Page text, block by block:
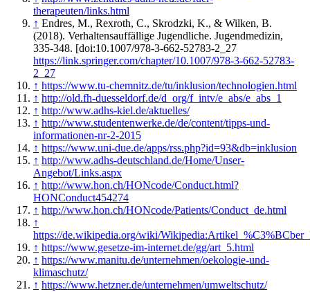
therapeuten/links.html
↑ Endres, M., Rexroth, C., Skrodzki, K., & Wilken, B.
(2018). Verhaltensauffällige Jugendliche. Jugendmedizin,
335-348. [doi:10.1007/978-3-662-52783-2_27
https://link.springer.com/chapter/10.1007/978-3-662-52783-
2_27
↑ https://www.tu-chemnitz.de/tu/inklusion/technologien.html
↑ http://old.fh-duesseldorf.de/d_org/f_intv/e_abs/e_abs_1
↑ http://www.adhs-kiel.de/aktuelles/
↑ http://www.studentenwerke.de/de/content/tipps-und-
informationen-nr-2-2015
↑ https://www.uni-due.de/apps/rss.php?id=93&db=inklusion
↑ http://www.adhs-deutschland.de/Home/Unser-
Angebot/Links.aspx
↑ http://www.hon.ch/HONcode/Conduct.html?
HONConduct454274
↑ http://www.hon.ch/HONcode/Patients/Conduct_de.html
↑
https://de.wikipedia.org/wiki/
↑ https://www.gesetze-im-internet.de/gg/art_5.html
↑ https://www.manitu.de/unternehmen/oekologie-und-
klimaschutz/
↑ https://www.hetzner.de/unternehmen/umweltschutz/